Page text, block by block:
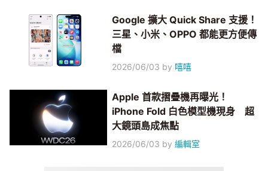
Google 擴大 Quick Share 支援！
三星、小米、OPPO 都能更方便傳
檔
2026/06/03 by 嘻嘻
Apple 首款摺疊機再曝光！
iPhone Fold 白色模型機現身 超
大鏡頭島成焦點
2026/06/03 by編輯室